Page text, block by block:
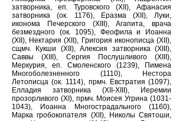
затворника, еп. Туровского (XII), Афанасия
затворника (ок. 1176), Еразма (XII), Луки,
иконома Печерского (XIII), Агапита, врача
безмездного (ок. 1095), Феофила и Иоанна
(XII), Нектария (XII), Григория иконописца (XII),
сщмч. Кукши (XII), Алексия затворника (XIII),
Саввы (XIII), Сергия Послушливого (XIII),
Меркурия, еп. Смоленского (1239), Пимена
Многоболезненного (1110), Нестора
Летописца (ок. 1114), прмч. Евстратия (1097),
Елладия затворника (XII-XIII), Иеремии
прозорливого (XI), прмч. Моисея Угрина (1031-
1043), Иоанна Многострадального (1160),
Марка гробокопателя (XII), Николы Святоши,